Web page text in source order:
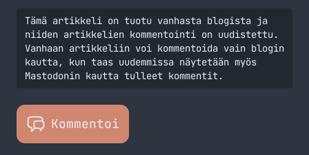
Tämä artikkeli on tuotu vanhasta blogista ja
niiden artikkelien kommentointi on uudistettu.
Vanhaan artikkeliin voi kommentoida vain blogin
kautta, kun taas uudemmissa näytetään myös
Mastodonin kautta tulleet kommentit.
Kommentoi